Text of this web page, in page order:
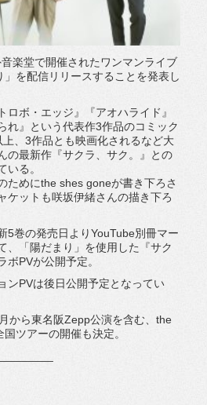
楽堂で開催されたワンマンライブ
を配信リリースすることを発表し
ロボ・エッジ』『アオハライド』
れ』
という代表作3作品のコミック
、3作品とも映画化されるなど大
の最新作『サクラ、サク。』
との
いる。
ためにthe shes goneが書き下ろさ
ケットも咲坂伊緒さんの描き下ろ
5巻の発売日よりYouTube別冊マー
、「陽だまり」を使用した『サク
ボPVが公開予定。
ンPVは後日公開予定となってい
から東名阪Zepp公演を含む、 the
ツアーの開催も決定。